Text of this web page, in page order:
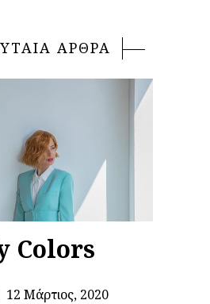
ΑΡΘΡΑ
Colors
12 Μάρτιος, 2020